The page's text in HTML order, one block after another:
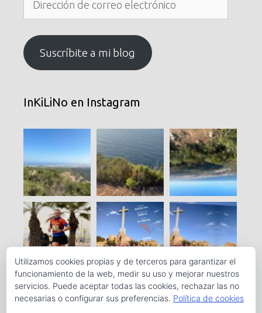
electrónico
Suscríbite a mi blog
InKiLiNo en Instagram
Utilizamos cookies propias y de terceros para garantizar el
funcionamiento de la web, medir su uso y mejorar nuestros
servicios. Puede aceptar todas las cookies, rechazar las no
necesarias o configurar sus preferencias. Política de cookies